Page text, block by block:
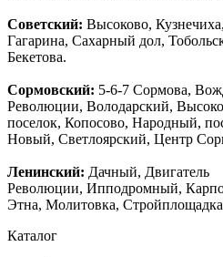
Советский: Высоково,
Гагарина, Сахарный дол,
Бекетова.
Сормовский: 5-6-7 Сормова,
Революции, Володарский,
поселок, Копосово, Народный,
Новый, Светлоярский, Центр
Ленинский: Дачный, Двигатель
Революции, Ипподромный,
Этна, Молитовка,
Каталог